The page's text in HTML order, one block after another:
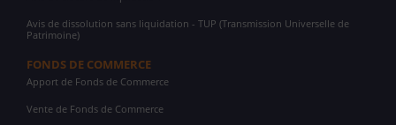
Avis de dissolution sans liquidation - TUP (Transmission Universelle de
Patrimoine)
FONDS DE COMMERCE
Apport de Fonds de Commerce
Vente de Fonds de Commerce